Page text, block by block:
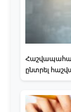
ընտրել